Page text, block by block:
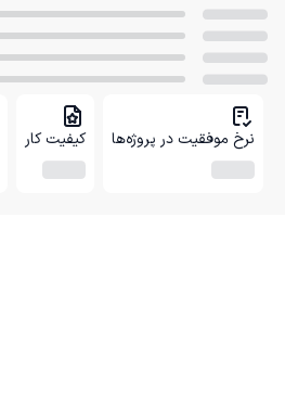
نرخ موفقیت در پروژه‌ها کیفیت کار